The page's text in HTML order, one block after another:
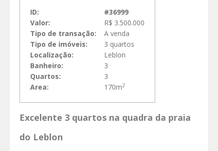
ID:
#36999
Valor:
R$ 3.500.000
Tipo de transação:
A venda
Tipo de imóveis:
3 quartos
Localização:
Leblon
Banheiro:
3
Quartos:
3
Area:
170m2
Excelente 3 quartos na quadra da praia
do Leblon